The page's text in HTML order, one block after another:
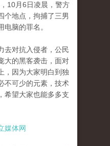
10月6日凌晨，警方
个地点，拘捕了三男
脑的罪名。
去对抗入侵者，公民
大的黑客袭击，面对
，因​​为大家明白到独
不可少的元素，技术
希望大家也能多多支
媒体网